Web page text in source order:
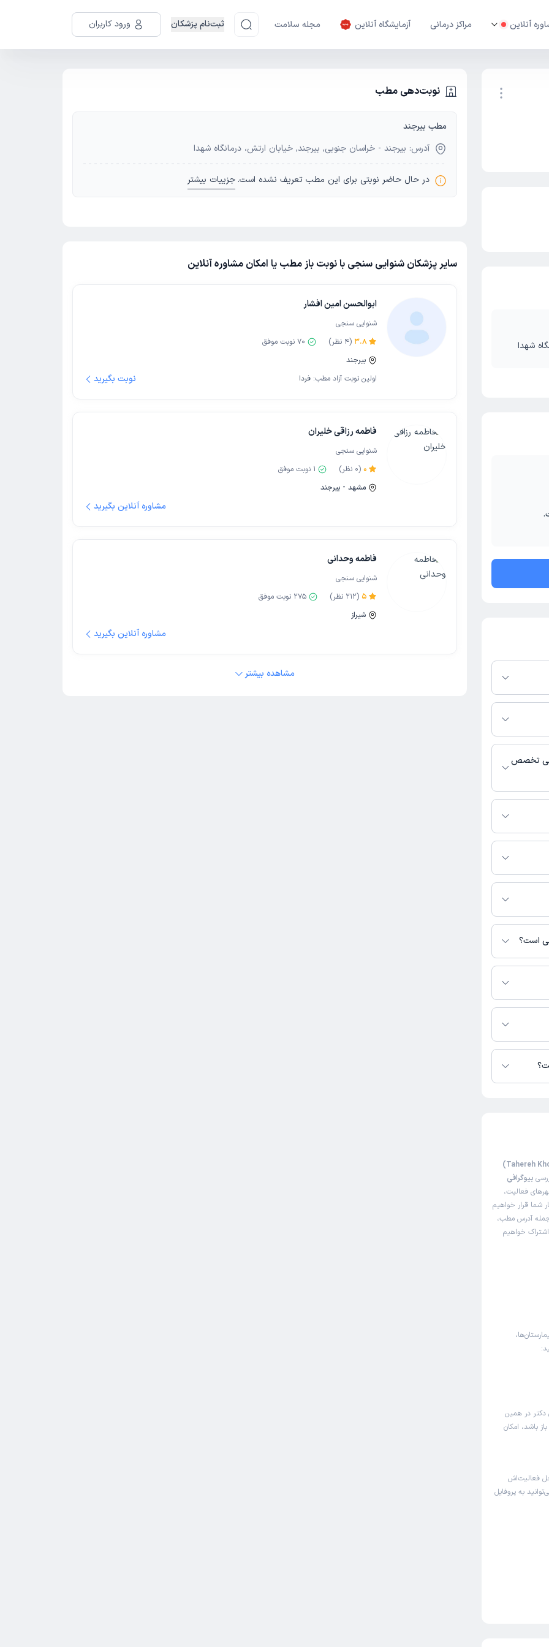
آنلاین مراکز درمانی آزمایشگاه آنلاین مجله سلامت ثبت‌نام پزشکان ورود کاربران
نوبت‌دهی مطب
مطب بیرجند
آدرس: بیرجند - خراسان جنوبی, بیرجند, خیابان ارتش، درمانگاه شهدا
در حال حاضر نوبتی برای این مطب تعریف نشده است. جزییات بیشتر
سایر پزشکان شنوایی سنجی با نوبت باز مطب یا امکان مشاوره آنلاین
ابوالحسن امین افشار
شنوایی سنجی
3.8
(
4 نظر) 70 نوبت موفق
بیرجند
اولین نوبت آزاد مطب: فردا نوبت بگیرید
فاطمه رزاقی خلیران
شنوایی سنجی
0
(
0 نظر) 1 نوبت موفق
مشهد - بیرجند
مشاوره آنلاین بگیرید
فاطمه وحدانی
شنوایی سنجی
5
(
212 نظر) 275 نوبت موفق
شیراز
مشاوره آنلاین بگیرید
مشاهده بیشتر
شهدا
دکترتو باشند،
بودن پروفایل
پزشکی و
تخصص
سنجی فعالیت
این صفحه ثبت
است؟
نیست.
در دسترس نیست.
بیوگرافی
فعالیت،
شما قرار خواهیم
جمله آدرس مطب،
اشتراک خواهیم
دکتر در همین
باشد، امکان
فعالیت‌اش
به پروفایل